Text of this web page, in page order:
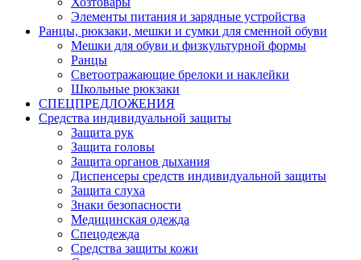
Элементы питания и зарядные устройства
Ранцы, рюкзаки, мешки и сумки для сменной обуви
Мешки для обуви и физкультурной формы
Ранцы
Светоотражающие брелоки и наклейки
Школьные рюкзаки
СПЕЦПРЕДЛОЖЕНИЯ
Средства индивидуальной защиты
Защита рук
Защита головы
Защита органов дыхания
Диспенсеры средств индивидуальной защиты
Защита слуха
Знаки безопасности
Медицинская одежда
Спецодежда
Средства защиты кожи